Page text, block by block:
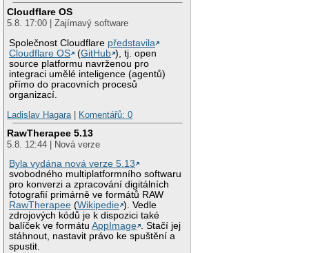
Cloudflare OS
5.8. 17:00 | Zajímavý software
Společnost Cloudflare představila
Cloudflare OS
(GitHub ), tj. open
source platformu navrženou pro
integraci umělé inteligence (agentů)
přímo do pracovních procesů
organizací.
Ladislav Hagara| Komentářů: 0
RawTherapee 5.13
5.8. 12:44 | Nová verze
Byla vydána nová verze 5.13
svobodného multiplatformního softwaru
pro konverzi a zpracování digitálních
fotografií primárně ve formátů RAW
RawTherapee (Wikipedie ). Vedle
zdrojových kódů je k dispozici také
balíček ve formátuAppImage . Stačí jej
stáhnout, nastavit právo ke spuštění a
spustit.